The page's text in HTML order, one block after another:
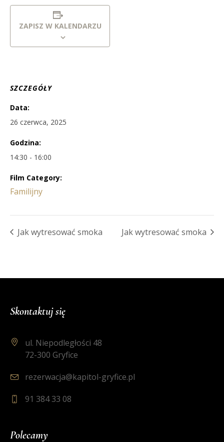
ZAPISZ W KALENDARZU
SZCZEGÓŁY
Data:
26 czerwca, 2025
Godzina:
14:30 - 16:00
Film Category:
Familijny
Jak wytresować smoka Jak wytresować smoka
Skontaktuj się
ul. Niepodległości 48
72-300 Gryfice
rezerwacja@kapitol-gryfice.pl
91 384 33 08
Polecamy